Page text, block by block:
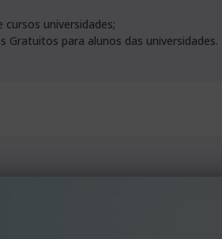
universidades;
Gratuitos para alunos das universidades.